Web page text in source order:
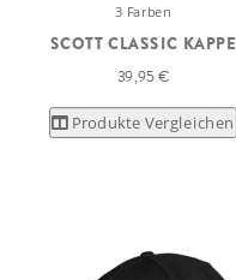
3 Farben
SCOTT CLASSIC KAPPE
39,95 €
Produkte Vergleichen